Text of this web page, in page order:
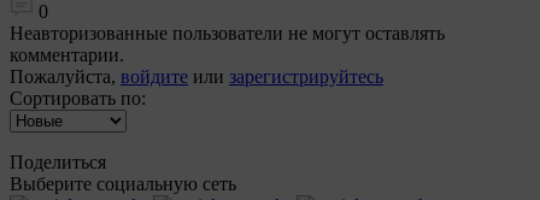
0
Неавторизованные пользователи не могут оставлять
комментарии.
Пожалуйста, войдите или зарегистрируйтесь
Сортировать по:
Поделиться
Выберите социальную сеть